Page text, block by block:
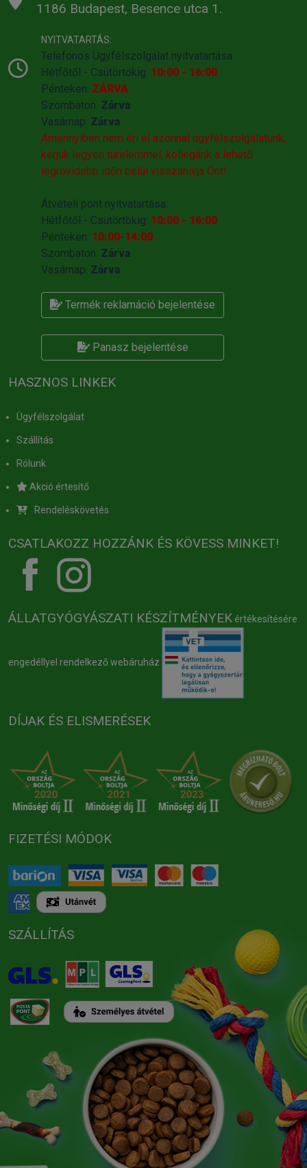
1186 Budapest, Besence utca 1.
NYITVATARTÁS:
Telefonos Ügyfélszolgálat nyitvatartása:
Hétfőtől - Csütörtökig: 10:00 - 16:00
Pénteken: ZÁRVA
Szombaton: Zárva
Vasárnap: Zárva
Amennyiben nem éri el azonnal ügyfélszolgálatunk,
kérjük legyen türelemmel, kollégánk a lehető
legrövidebb időn belül visszahivja Önt!
Átvételi pont nyitvatartása:
Hétfőtől - Csütörtökig: 10:00 - 16:00
Pénteken: 10:00-14:00
Szombaton: Zárva
Vasárnap: Zárva
Termék reklamáció bejelentése
Panasz bejelentése
HASZNOS LINKEK
Ügyfélszolgálat
Szállítás
Rólunk
Akció értesítő
Rendeléskövetés
CSATLAKOZZ HOZZÁNK ÉS KÖVESS MINKET!
ÁLLATGYÓGYÁSZATI KÉSZÍTMÉNYEK értékesítésére
engedéllyel rendelkező webáruház
DÍJAK ÉS ELISMERÉSEK
FIZETÉSI MÓDOK
SZÁLLÍTÁS